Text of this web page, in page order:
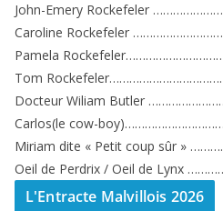
John-Emery Rockefeler
Caroline Rockefeler
Pamela
Tom
Docteur Wiliam Butler
Carlos(le cow-
Miriam dite « Petit coup sûr »
Oeil de Perdrix / Oeil de Lynx
L'Entracte Malvillois 2026